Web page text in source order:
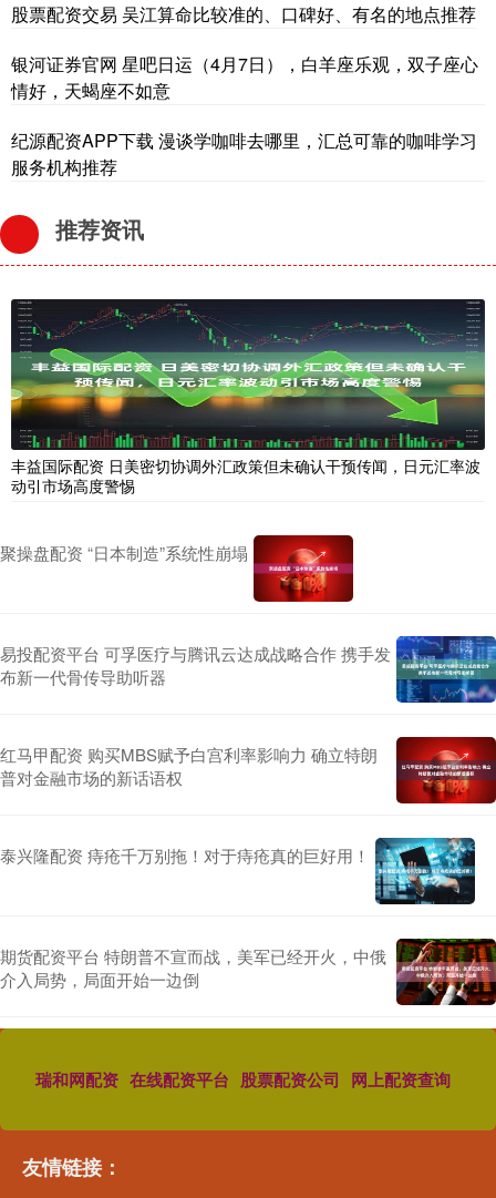
股票配资交易 吴江算命比较准的、口碑好、有名的地点推荐
银河证券官网 星吧日运（4月7日），白羊座乐观，双子座心
情好，天蝎座不如意
纪源配资APP下载 漫谈学咖啡去哪里，汇总可靠的咖啡学习
服务机构推荐
推荐资讯
丰益国际配资 日美密切协调外汇政策但未确认干预传闻，日元汇率波
动引市场高度警惕
聚操盘配资 “日本制造”系统性崩塌
易投配资平台 可孚医疗与腾讯云达成战略合作 携手发
布新一代骨传导助听器
红马甲配资 购买MBS赋予白宫利率影响力 确立特朗
普对金融市场的新话语权
泰兴隆配资 痔疮千万别拖！对于痔疮真的巨好用！
期货配资平台 特朗普不宣而战，美军已经开火，中俄
介入局势，局面开始一边倒
瑞和网配资 在线配资平台 股票配资公司 网上配资查询
友情链接：